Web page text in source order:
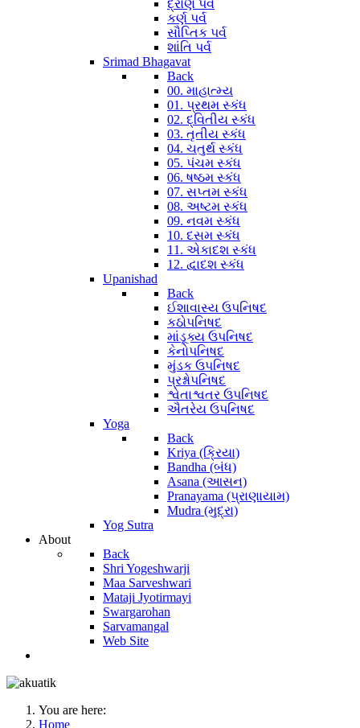
દ્રોણ પર્વ
કર્ણ પર્વ
સૌપ્તિક પર્વ
શાંતિ પર્વ
Srimad Bhagavat
Back
00. માહાત્મ્ય
01. પ્રથમ સ્કંધ
02. દ્વિતીય સ્કંધ
03. તૃતીય સ્કંધ
04. ચતુર્થ સ્કંધ
05. પંચમ સ્કંધ
06. ષષ્ઠમ સ્કંધ
07. સપ્તમ સ્કંધ
08. અષ્ટમ સ્કંધ
09. નવમ સ્કંધ
10. દસમ સ્કંધ
11. એકાદશ સ્કંધ
12. દ્વાદશ સ્કંધ
Upanishad
Back
ઈશાવાસ્ય ઉપનિષદ
કઠોપનિષદ
માંડૂક્ય ઉપનિષદ
કેનોપનિષદ
મુંડક ઉપનિષદ
પ્રશ્નોપનિષદ
શ્વેતાશ્વતર ઉપનિષદ
ઐતરેય ઉપનિષદ
Yoga
Back
Kriya (ક્રિયા)
Bandha (બંધ)
Asana (આસન)
Pranayama (પ્રાણાયામ)
Mudra (મુદ્રા)
Yog Sutra
About
Back
Shri Yogeshwarji
Maa Sarveshwari
Mataji Jyotirmayi
Swargarohan
Sarvamangal
Web Site
You are here:
Home